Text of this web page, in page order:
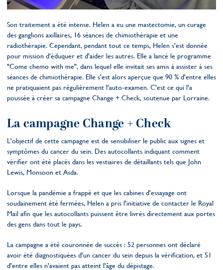
Son traitement a été intense. Helen a eu une mastectomie, un curage
des ganglions axillaires, 16 séances de chimiothérapie et une
radiothérapie. Cependant, pendant tout ce temps, Helen s'est donnée
pour mission d'éduquer et d'aider les autres. Elle a lancé le programme
"Come chemo with me", dans lequel elle invitait ses amis à assister à ses
séances de chimiothérapie. Elle s'est alors aperçue que 90 % d'entre elles
ne pratiquaient pas régulièrement l'auto-examen. C'est ce qui l'a
poussée à créer sa campagne Change + Check, soutenue par Lorraine.
La campagne Change + Check
L'objectif de cette campagne est de sensibiliser le public aux signes et
symptômes du cancer du sein. Des autocollants indiquant comment
vérifier ont été placés dans les vestiaires de détaillants tels que John
Lewis, Monsoon et Asda.
Lorsque la pandémie a frappé et que les cabines d'essayage ont
soudainement été fermées, Helen a pris l'initiative de contacter le Royal
Mail afin que les autocollants puissent être livrés directement aux portes
des gens dans tout le pays.
La campagne a été couronnée de succès : 52 personnes ont déclaré
avoir été diagnostiquées d'un cancer du sein depuis la vérification, et 51
d'entre elles n'avaient pas atteint l'âge du dépistage.